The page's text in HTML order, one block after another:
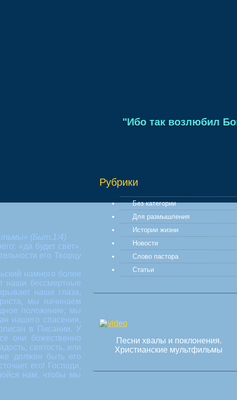
"Ибо так возлюбил Бог
тьмы» (Быт.1:4)
«да будет свет».
его Творцу
намного более
наши бессмертные
наши глаза,
мы начинаем
положение; мы
нашего спасения,
в Писании. У
они божественно
святость, или
должен быть его
его! Господи,
нам, чтобы мы
Рубрики
Без категории
Для размышления
Истории жизни
Новости
Слово пастора
Статьи
Песни хвалы и поклонения.
Христианские мультфильмы